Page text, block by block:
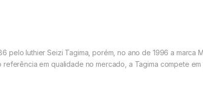
pelo luthier Seizi Tagima, porém, no ano de 1996 a marca
em qualidade no mercado, a Tagima compete